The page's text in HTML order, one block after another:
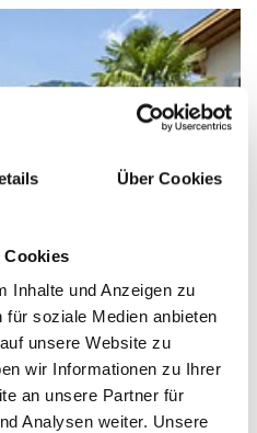
Über Cookies
Cookies
Inhalte und Anzeigen zu
soziale Medien anbieten
unsere Website zu
wir Informationen zu Ihrer
an unsere Partner für
Analysen weiter. Unsere